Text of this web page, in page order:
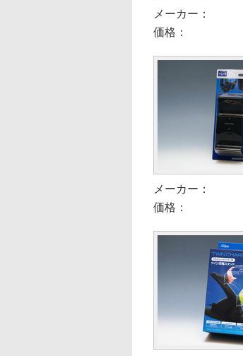
メーカー：
価格：
メーカー：
価格：